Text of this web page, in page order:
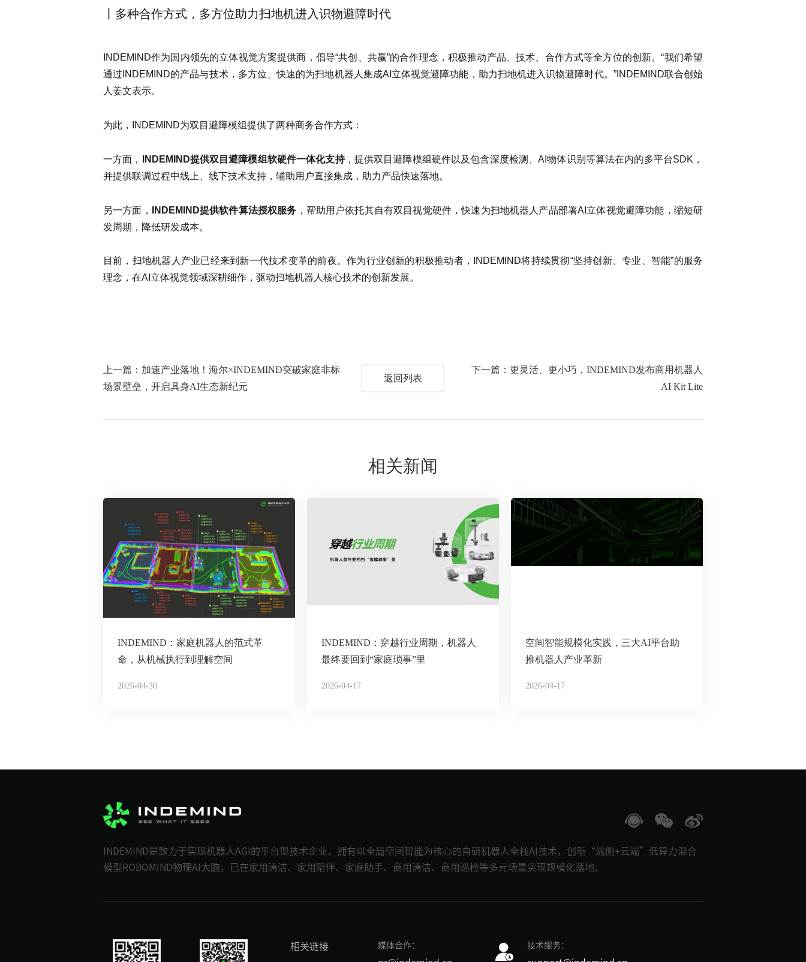
丨多种合作方式，多方位助力扫地机进入识物避障时代
INDEMIND作为国内领先的立体视觉方案提供商，倡导“共创、共赢”的合作理念，积极推动产品、技术、合作方式等全方位的创新。“我们希望
通过INDEMIND的产品与技术，多方位、快速的为扫地机器人集成AI立体视觉避障功能，助力扫地机进入识物避障时代。”INDEMIND联合创始
人姜文表示。
为此，INDEMIND为双目避障模组提供了两种商务合作方式：
一方面， INDEMIND提供双目避障模组软硬件一体化支持，提供双目避障模组硬件以及包含深度检测、AI物体识别等算法在内的多平台SDK，
并提供联调过程中线上、线下技术支持，辅助用户直接集成，助力产品快速落地。
另一方面， INDEMIND提供软件算法授权服务 ，帮助用户依托其自有双目视觉硬件，快速为扫地机器人产品部署AI立体视觉避障功能，缩短研
发周期，降低研发成本。
目前，扫地机器人产业已经来到新一代技术变革的前夜。作为行业创新的积极推动者，INDEMIND将持续贯彻“坚持创新、专业、智能”的服务
理念，在AI立体视觉领域深耕细作，驱动扫地机器人核心技术的创新发展。
上一篇：加速产业落地！海尔×INDEMIND突破家庭非标
场景壁垒，开启具身AI生态新纪元
返回列表
下一篇：更灵活、更小巧，INDEMIND发布商用机器人
AI Kit Lite
相关新闻
INDEMIND：家庭机器人的范式革
命，从机械执行到理解空间
2026-04-30
INDEMIND：穿越行业周期，机器人
最终要回到“家庭琐事”里
2026-04-17
空间智能规模化实践，三大AI平台助
推机器人产业革新
2026-04-17
INDEMIND是致力于实现机器人AGI的平台型技术企业，拥有以全局空间智能为核心的自研机器人全栈AI技术，创新“端侧+云端”低算力混合
模型ROBOMIND物理AI大脑，已在家用清洁、家用陪伴、家庭助手、商用清洁、商用巡检等多元场景实现规模化落地。
相关链接 媒体合作： 技术服务：